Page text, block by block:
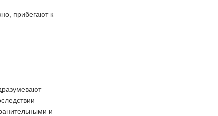
прибегают к
и